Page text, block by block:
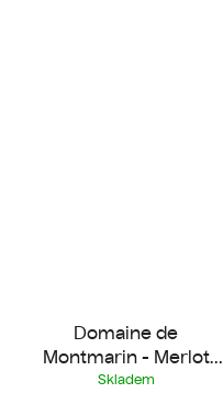
Domaine de
Montmarin - Merlot
2025
Skladem